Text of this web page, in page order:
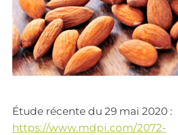
Étude récente du 29 mai 2020 :
https://www.mdpi.com/2072-